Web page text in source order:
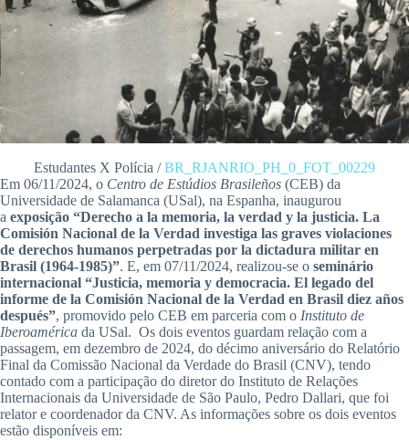
Estudantes X Polícia /BR_RJANRIO_PH_0_FOT_00229
Em 06/11/2024, o Centro de Estúdios Brasileños (CEB) da
Universidade de Salamanca (USal), na Espanha, inaugurou
a exposição “Derecho a la memoria, la verdad y la justicia. La
Comisión Nacional de la Verdad investiga las graves violaciones
de derechos humanos perpetradas por la dictadura militar en
Brasil (1964-1985)”. E, em 07/11/2024, realizou-se o seminário
internacional “Justicia, memoria y democracia. El legado del
informe de la Comisión Nacional de la Verdad en Brasil diez años
después”, promovido pelo CEB em parceria com o Instituto de
Iberoamérica da USal. Os dois eventos guardam relação com a
passagem, em dezembro de 2024, do décimo aniversário do Relatório
Final da Comissão Nacional da Verdade do Brasil (CNV), tendo
contado com a participação do diretor do Instituto de Relações
Internacionais da Universidade de São Paulo, Pedro Dallari, que foi
relator e coordenador da CNV. As informações sobre os dois eventos
estão disponíveis em: